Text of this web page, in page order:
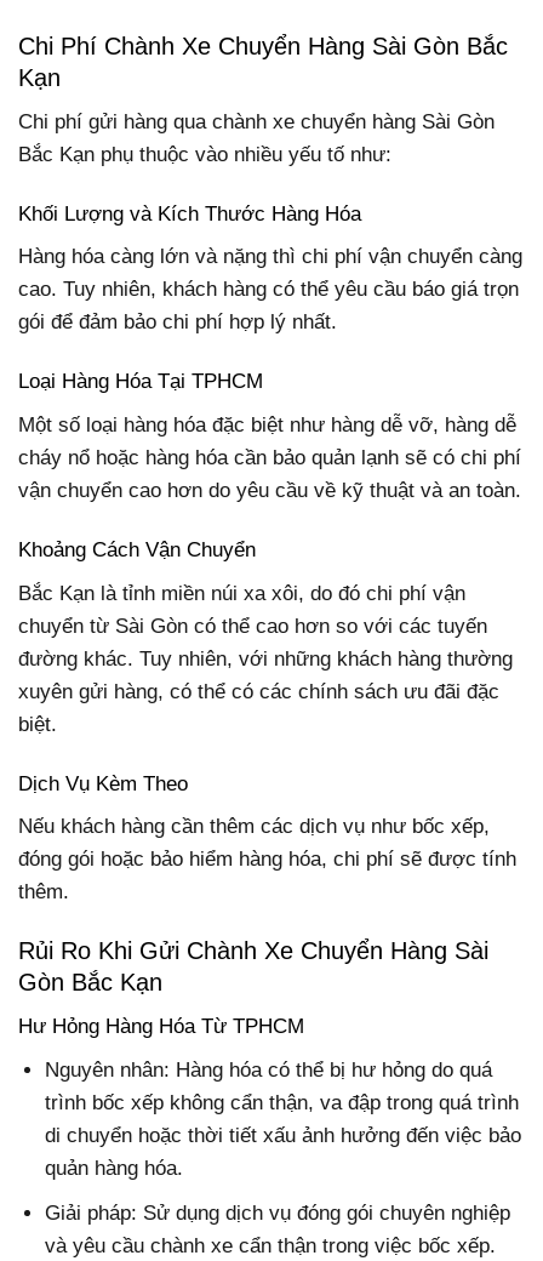
Chi Phí Chành Xe Chuyển Hàng Sài Gòn Bắc
Kạn
Chi phí gửi hàng qua chành xe chuyển hàng Sài Gòn
Bắc Kạn phụ thuộc vào nhiều yếu tố như:
Khối Lượng và Kích Thước Hàng Hóa
Hàng hóa càng lớn và nặng thì chi phí vận chuyển càng
cao. Tuy nhiên, khách hàng có thể yêu cầu báo giá trọn
gói để đảm bảo chi phí hợp lý nhất.
Loại Hàng Hóa Tại TPHCM
Một số loại hàng hóa đặc biệt như hàng dễ vỡ, hàng dễ
cháy nổ hoặc hàng hóa cần bảo quản lạnh sẽ có chi phí
vận chuyển cao hơn do yêu cầu về kỹ thuật và an toàn.
Khoảng Cách Vận Chuyển
Bắc Kạn là tỉnh miền núi xa xôi, do đó chi phí vận
chuyển từ Sài Gòn có thể cao hơn so với các tuyến
đường khác. Tuy nhiên, với những khách hàng thường
xuyên gửi hàng, có thể có các chính sách ưu đãi đặc
biệt.
Dịch Vụ Kèm Theo
Nếu khách hàng cần thêm các dịch vụ như bốc xếp,
đóng gói hoặc bảo hiểm hàng hóa, chi phí sẽ được tính
thêm.
Rủi Ro Khi Gửi Chành Xe Chuyển Hàng Sài
Gòn Bắc Kạn
Hư Hỏng Hàng Hóa Từ TPHCM
Nguyên nhân: Hàng hóa có thể bị hư hỏng do quá
trình bốc xếp không cẩn thận, va đập trong quá trình
di chuyển hoặc thời tiết xấu ảnh hưởng đến việc bảo
quản hàng hóa.
Giải pháp: Sử dụng dịch vụ đóng gói chuyên nghiệp
và yêu cầu chành xe cẩn thận trong việc bốc xếp.